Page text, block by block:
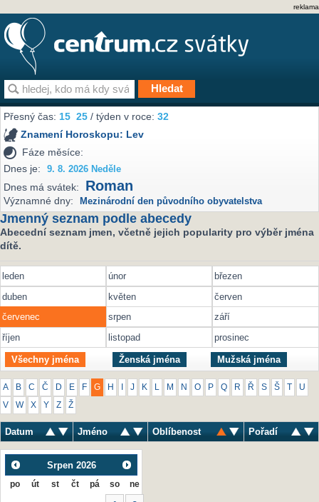
reklama
Přesný čas:15 25 / týden v roce:32
Znamení Horoskopu: Lev
Fáze měsíce:
Dnes je:
9. 8. 2026 Neděle
Dnes má svátek: Roman
Významné dny: Mezinárodní den původního obyvatelstva
Jmenný seznam podle abecedy
Abecední seznam jmen, včetně jejich popularity pro výběr jména
dítě.
leden únor
březen
duben
květen
červen
červenec
srpen
září
říjen
listopad prosinec
Všechny jména Ženská jména Mužská jména
A B C Č D E F G H J K M N O P Q R Ř S Š U
V W X Y Z Ž
Datum Jméno Oblíbenost Pořadí
Srpen 2026
po út st čt pá so ne